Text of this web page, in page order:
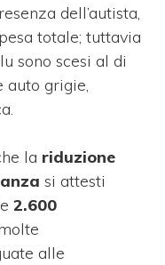
dell’autista,
totale; tuttavia
sono scesi al di
grigie,
la riduzione
si attesti
2.600
alle